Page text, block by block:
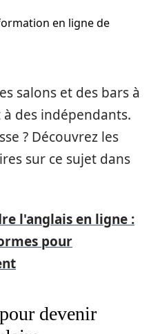
en ligne de
salons et des bars à
des indépendants.
? Découvrez les
sur ce sujet dans
l'anglais en ligne :
pour
devenir